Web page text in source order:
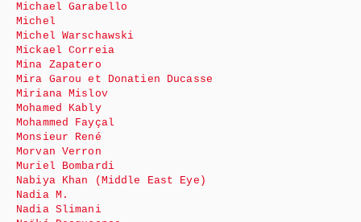
Michael Garabello
Michel
Michel Warschawski
Mickael Correia
Mina Zapatero
Mira Garou et Donatien Ducasse
Miriana Mislov
Mohamed Kably
Mohammed Fayçal
Monsieur René
Morvan Verron
Muriel Bombardi
Nabiya Khan (Middle East Eye)
Nadia M.
Nadia Slimani